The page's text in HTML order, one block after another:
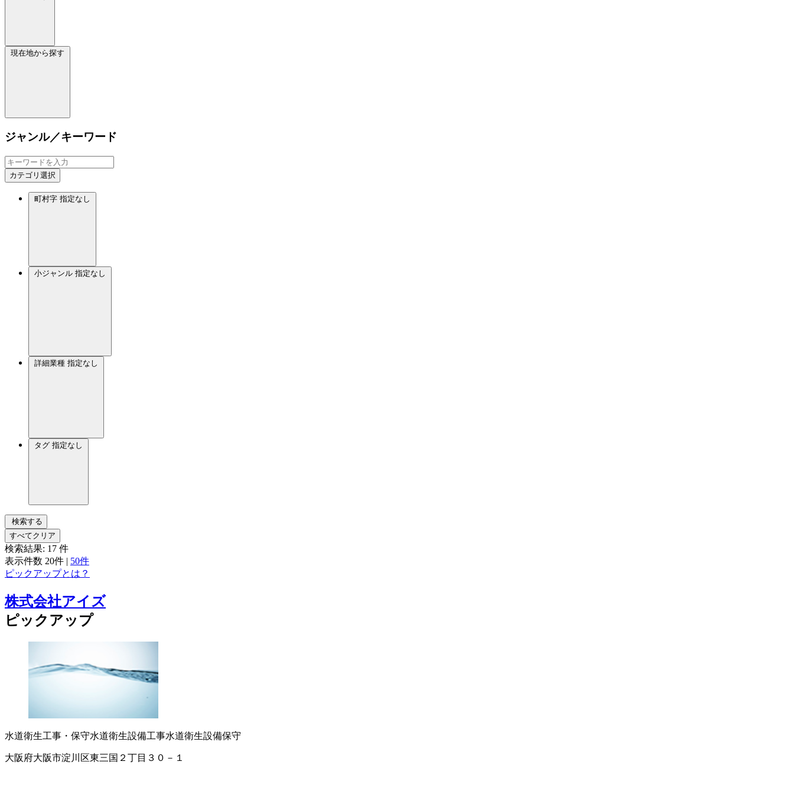
現在地から探す
ジャンル／キーワード
カテゴリ選択
町村字 指定なし
小ジャンル 指定なし
詳細業種 指定なし
タグ 指定なし
検索する
すべてクリア
検索結果: 17 件
表示件数 20件 | 50件
ピックアップとは？
株式会社アイズ
ピックアップ
水道衛生工事・保守水道衛生設備工事水道衛生設備保守
大阪府大阪市淀川区東三国２丁目３０－１